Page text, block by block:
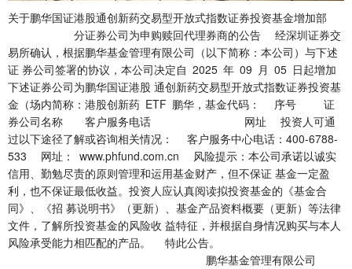
关于鹏华国证港股通创新药交易型开放式指数证券投资基金增加部
分证券公司为申购赎回代理券商的公告 经深圳证券交
易所确认，根据鹏华基金管理有限公司（以下简称：本公司）与下述
证 券公司签署的协议，本公司决定自 2025 年 09 月 05 日起增加
下述证券公司为鹏华国证港股 通创新药交易型开放式指数证券投资基
金（场内简称：港股创新药 ETF 鹏华，基金代码： 序号 证
券公司名称 客户服务电话 网址 投资人可通
过以下途径了解或咨询相关情况： 客户服务中心电话：400-6788-
533 网址： www.phfund.com.cn 风险提示：本公司承诺以诚实
信用、勤勉尽责的原则管理和运用基金财产，但不保证 基金一定盈
利，也不保证最低收益。投资人应认真阅读拟投资基金的《基金合
同》、《招 募说明书》（更新）、基金产品资料概要（更新）等法律
文件，了解所投资基金的风险收 益特征，并根据自身情况购买与本人
风险承受能力相匹配的产品。 特此公告。
鹏华基金管理有限公司